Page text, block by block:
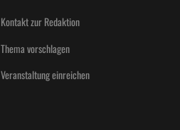
Kontakt zur Redaktion
Thema vorschlagen
Veranstaltung einreichen